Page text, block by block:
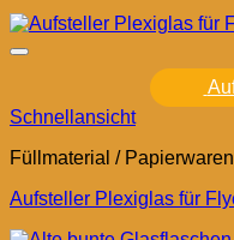
Schnellansicht
Füllmaterial / Papierwaren
Aufsteller Plexiglas für